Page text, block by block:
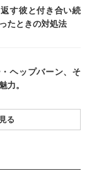
す彼と付き合い続
たときの対処法
ヘップバーン、そ
力。
る